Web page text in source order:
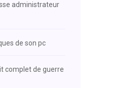
administrateur
de son pc
complet de guerre